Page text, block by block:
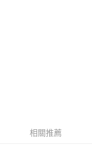
相關推薦